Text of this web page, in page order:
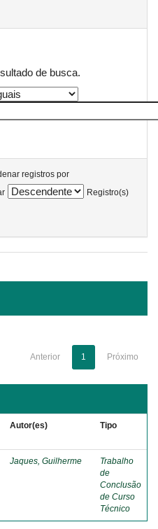
de busca.
registros por
Registro(s)
Anterior 1 Próximo
Autor(es) Tipo
Jaques, Guilherme
Trabalho
de
Conclusão
de Curso
Técnico